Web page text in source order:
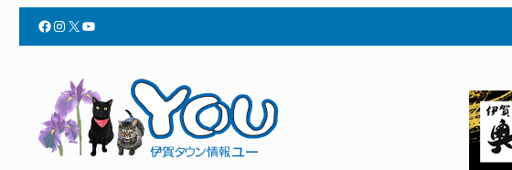
Facebook InstagramX YouTube